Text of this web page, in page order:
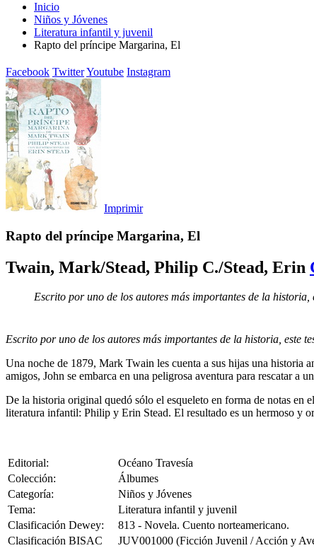
Inicio
Niños y Jóvenes
Literatura infantil y juvenil
Rapto del príncipe Margarina, El
Facebook TwitterYoutube Instagram
Imprimir
Rapto del príncipe Margarina, El
Twain, Mark/Stead, Philip C./Stead, Erin
Escrito por uno de los autores más importantes de la
Escrito por uno de los autores más importantes de la historia, este
Una noche de 1879, Mark Twain les cuenta a sus hijas una historia
amigos, John se embarca en una peligrosa aventura para rescatar a
De la historia original quedó sólo el esqueleto en forma de notas en
literatura infantil: Philip y Erin Stead. El resultado es un hermoso y
Editorial:
Océano Travesía
Colección:
Álbumes
Categoría:
Niños y Jóvenes
Tema:
Literatura infantil y juvenil
Clasificación Dewey:
813 - Novela. Cuento norteamericano.
Clasificación BISAC
JUV001000 (Ficción Juvenil / Acción y